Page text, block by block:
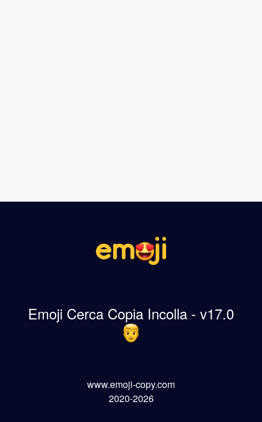
Emoji Cerca Copia Incolla - v17.0
www.emoji-copy.com
2020-2026